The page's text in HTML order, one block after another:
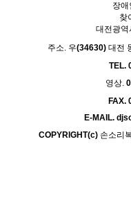
장애
찾
대전광역
주소. 우(34630) 대전
TEL.
영상.
FAX.
E-MAIL.
COPYRIGHT(c) 손소리